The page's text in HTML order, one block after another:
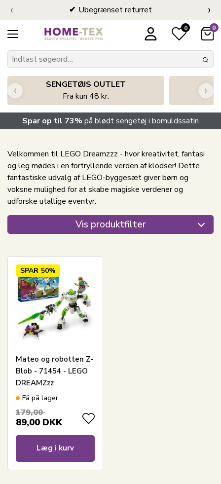
Ubegrænset returret
‹ ›
0 0
SENGETØJS OUTLET
Fra kun 48 kr.
‹ ›
Spar op til 73% på blødt sengetøj i bomuldssatin
Velkommen til LEGO Dreamzzz - hvor kreativitet, fantasi
og leg mødes i en fortryllende verden af klodser! Dette
fantastiske udvalg afLEGO-byggesætgiver børn og
voksne mulighed for at skabe magiske verdener og
udforske utallige eventyr.
Vis produktfilter
SPAR 50%
Mateo og robotten Z-
Blob - 71454 - LEGO
DREAMZzz
Få på lager
179,00
89,00 DKK
Læg i kurv